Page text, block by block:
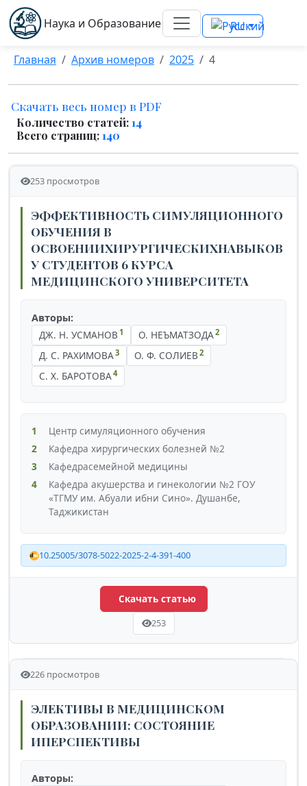
Наука и Образование RU
Главная Архив номеров 2025 4
Скачать весь номер в PDF
Количество статей:14
Всего страниц:140
253 просмотров
ЭФФЕКТИВНОСТЬ СИМУЛЯЦИОННОГО
ОБУЧЕНИЯ В
ОСВОЕНИИХИРУРГИЧЕСКИХНАВЫКОВ
У СТУДЕНТОВ 6 КУРСА
МЕДИЦИНСКОГО УНИВЕРСИТЕТА
Авторы:
ДЖ. Н. УСМАНОВ 1 О. НЕЪМАТЗОДА2
Д. С. РАХИМОВА3 О. Ф. СОЛИЕВ 2
С. Х. БАРОТОВА4
1
Центр симуляционного обучения
2
Кафедра хирургических болезней №2
3
Кафедрасемейной медицины
4
Кафедра акушерства и гинекологии №2 ГОУ
«ТГМУ им. Абуали ибни Сино». Душанбе,
Таджикистан
10.25005/3078-5022-2025-2-4-391-400
Скачать статью
253
226 просмотров
ЭЛЕКТИВЫ В МЕДИЦИНСКОМ
ОБРАЗОВАНИИ: СОСТОЯНИЕ
ИПЕРСПЕКТИВЫ
Авторы: